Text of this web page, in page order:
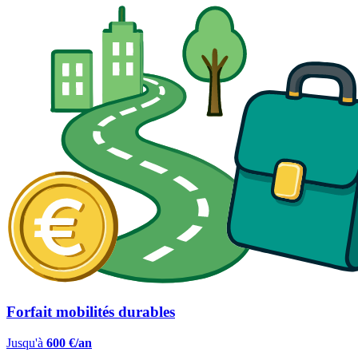
Forfait mobilités durables
Jusqu'à 600 €/an